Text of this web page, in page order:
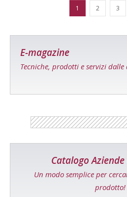
1 2 3
E-magazine
Tecniche, prodotti e servizi dalle
Catalogo
Un modo semplice per
prodotto!